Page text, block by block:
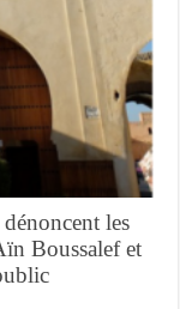
les
Boussalef et